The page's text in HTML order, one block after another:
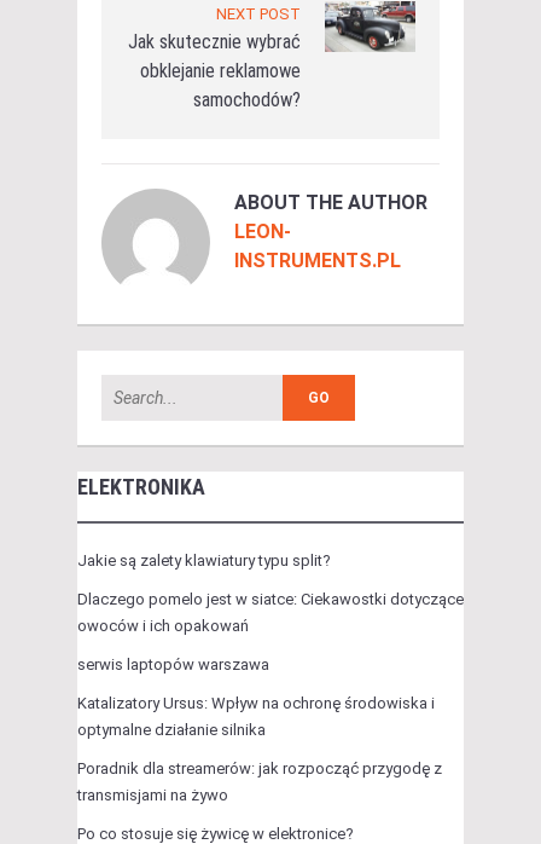
NEXT POST
Jak skutecznie wybrać
obklejanie reklamowe
samochodów?
ABOUT THE AUTHOR
LEON-
INSTRUMENTS.PL
ELEKTRONIKA
Jakie są zalety klawiatury typu split?
Dlaczego pomelo jest w siatce: Ciekawostki dotyczące
owoców i ich opakowań
serwis laptopów warszawa
Katalizatory Ursus: Wpływ na ochronę środowiska i
optymalne działanie silnika
Poradnik dla streamerów: jak rozpocząć przygodę z
transmisjami na żywo
Po co stosuje się żywicę w elektronice?